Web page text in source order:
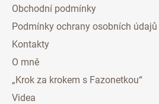
Obchodní podmínky
Podmínky ochrany osobních údajů
Kontakty
O mně
„Krok za krokem s Fazonetkou“
Videa